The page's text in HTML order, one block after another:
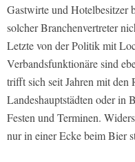
Gastwirte und Hotelbesitzer
solcher Branchenvertreter
Letzte von der Politik mit
Verbandsfunktionäre sind
trifft sich seit Jahren mit den
Landeshauptstädten oder in
Festen und Terminen.
nur in einer Ecke beim Bier